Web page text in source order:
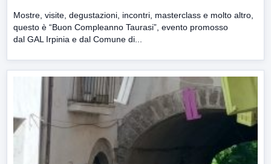
Mostre, visite, degustazioni, incontri, masterclass e molto altro,
questo è “Buon Compleanno Taurasi”, evento promosso
dal GAL Irpinia e dal Comune di...